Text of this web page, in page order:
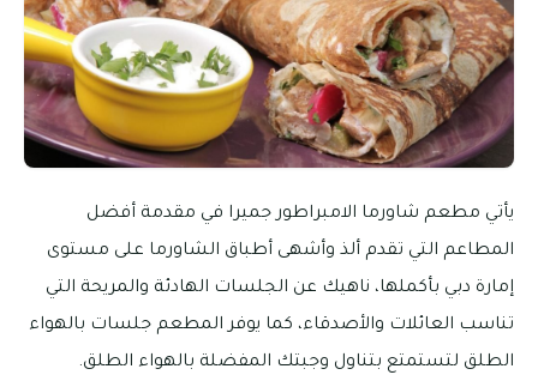
يأتي مطعم شاورما الامبراطور جميرا في مقدمة أفضل
المطاعم التي تقدم ألذ وأشهى أطباق الشاورما على مستوى
إمارة دبي بأكملها، ناهيك عن الجلسات الهادئة والمريحة التي
تناسب العائلات والأصدقاء، كما يوفر المطعم جلسات بالهواء
الطلق لتستمتع بتناول وجبتك المفضلة بالهواء الطلق.